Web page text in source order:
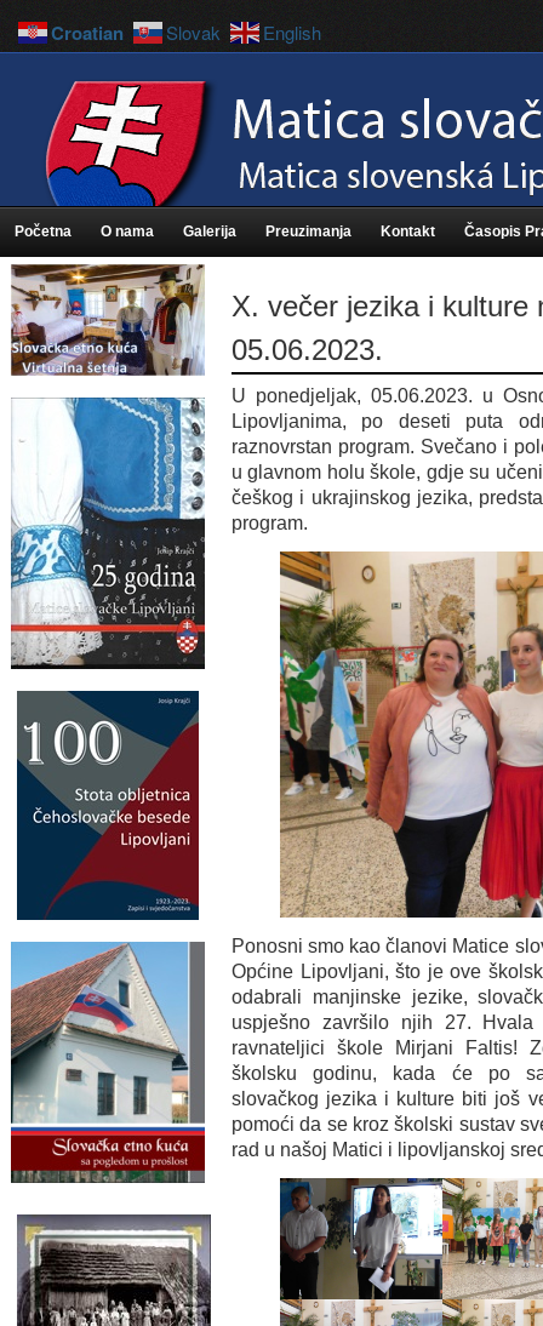
Početna O nama Galerija Preuzimanja Kontakt Časopis
X. večer jezika i kulture
05.06.2023.
U ponedjeljak, 05.06.2023. u
Lipovljanima, po deseti puta
raznovrstan program. Svečano i
u glavnom holu škole, gdje su
češkog i ukrajinskog jezika,
program.
Ponosni smo kao članovi Matice
Općine Lipovljani, što je ove
odabrali manjinske jezike,
uspješno završilo njih 27.
ravnateljici škole Mirjani Faltis!
školsku godinu, kada će po
slovačkog jezika i kulture biti još
pomoći da se kroz školski sustav
rad u našoj Matici i lipovljanskoj
Croatian Slovak English